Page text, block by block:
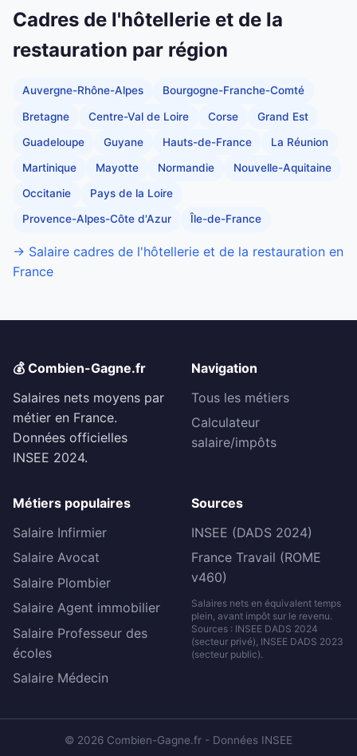
Cadres de l'hôtellerie et de la
restauration par région
Auvergne-Rhône-Alpes Bourgogne-Franche-Comté
Bretagne Centre-Val de Loire Corse Grand Est
Guadeloupe Guyane Hauts-de-France La Réunion
Martinique Mayotte Normandie Nouvelle-Aquitaine
Occitanie Pays de la Loire
Provence-Alpes-Côte d'Azur Île-de-France
→ Salaire cadres de l'hôtellerie et de la restauration en
France
💰 Combien-Gagne.fr
Salaires nets moyens par
métier en France.
Données officielles
INSEE 2024.
Navigation
Tous les métiers
Calculateur
salaire/impôts
Métiers populaires
Salaire Infirmier
Salaire Avocat
Salaire Plombier
Salaire Agent immobilier
Salaire Professeur des
écoles
Salaire Médecin
Sources
INSEE (DADS 2024)
France Travail (ROME
v460)
Salaires nets en équivalent temps
plein, avant impôt sur le revenu.
Sources : INSEE DADS 2024
(secteur privé), INSEE DADS 2023
(secteur public).
© 2026 Combien-Gagne.fr - Données INSEE